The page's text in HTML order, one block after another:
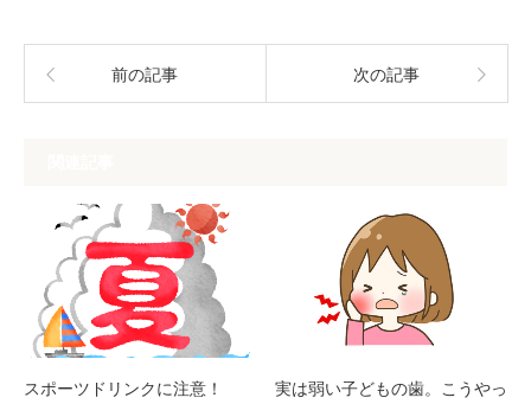
前の記事 次の記事
スポーツドリンクに注意！
実は弱い子どもの歯。こうやっ